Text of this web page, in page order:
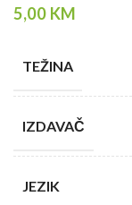
5,00 KM
TEŽINA
IZDAVAČ
JEZIK